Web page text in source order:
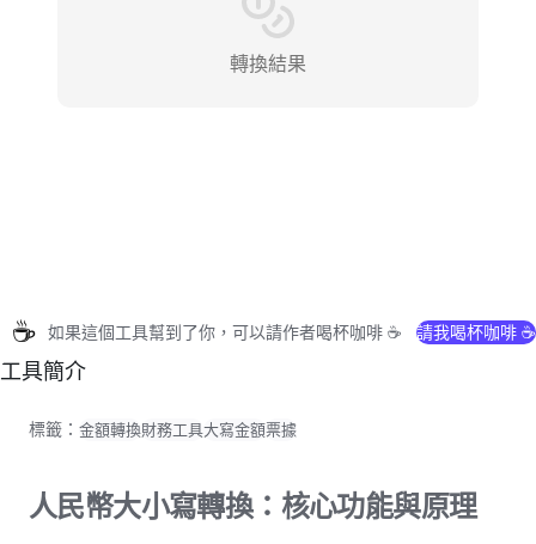
轉換結果
☕ 如果這個工具幫到了你，可以請作者喝杯咖啡 ☕ 請我喝杯咖啡 ☕
工具簡介
標籤： 金額轉換財務工具大寫金額票據
人民幣大小寫轉換：核心功能與原理